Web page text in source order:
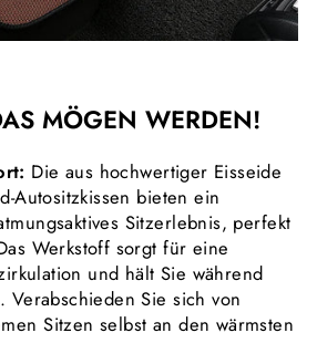
MÖGEN WERDEN!
Die aus hochwertiger Eisseide
Autositzkissen bieten ein
Sitzerlebnis, perfekt
Werkstoff sorgt für eine
und hält Sie während
Verabschieden Sie sich von
Sitzen selbst an den wärmsten